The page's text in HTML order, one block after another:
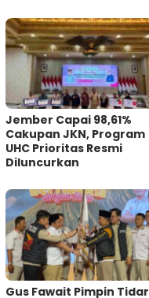
Jember Capai 98,61%
Cakupan JKN, Program
UHC Prioritas Resmi
Diluncurkan
Gus Fawait Pimpin Tidar